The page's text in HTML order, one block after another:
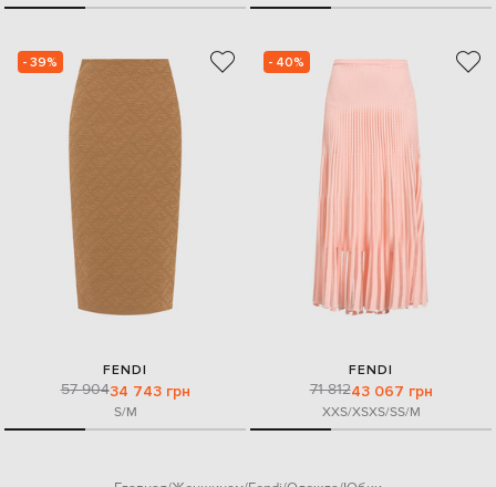
- 39%
FENDI
57 90434 743 грн
S/M
- 40%
FENDI
71 81243 067 грн
XXS/XSXS/SS/M